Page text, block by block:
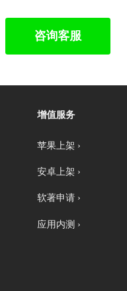
咨询客服
增值服务
苹果上架 ›
安卓上架 ›
软著申请 ›
应用内测 ›